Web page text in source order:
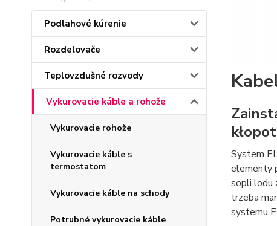
Podlahové kúrenie
Rozdelovače
Teplovzdušné rozvody
Vykurovacie káble a rohože
Vykurovacie rohože
Vykurovacie káble s
termostatom
Vykurovacie káble na schody
Potrubné vykurovacie káble
System
elementy
sopli lodu
trzeba
systemu